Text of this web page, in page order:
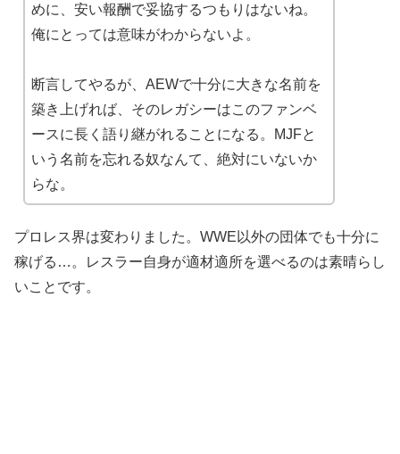
めに、安い報酬で妥協するつもりはないね。
俺にとっては意味がわからないよ。
断言してやるが、AEWで十分に大きな名前を
築き上げれば、そのレガシーはこのファンベ
ースに長く語り継がれることになる。MJFと
いう名前を忘れる奴なんて、絶対にいないか
らな。
プロレス界は変わりました。WWE以外の団体でも十分に
稼げる…。レスラー自身が適材適所を選べるのは素晴らし
いことです。